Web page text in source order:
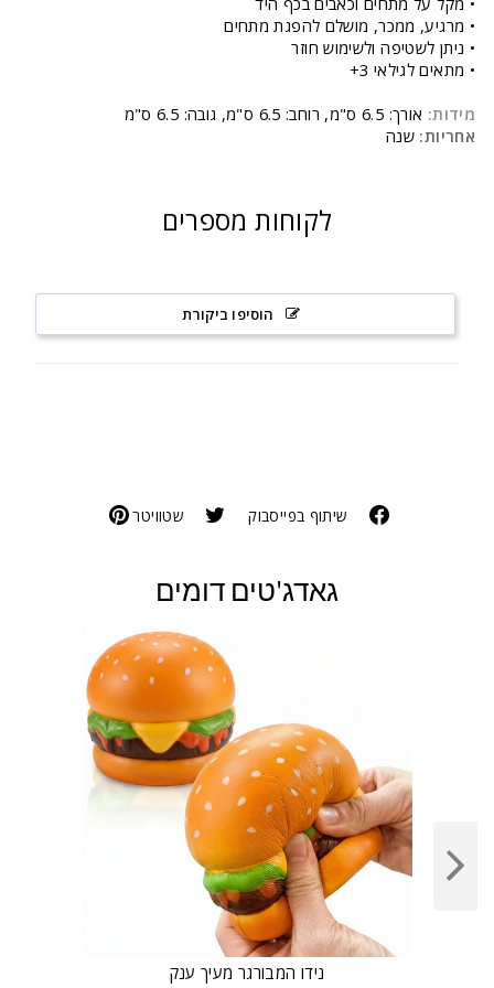
• מרגיע, ממכר, מושלם להפגת מתחים
• ניתן לשטיפה ולשימוש חוזר
• מתאים לגילאי 3+
מידות: אורך: 6.5 ס"מ, רוחב: 6.5 ס"מ, גובה: 6.5 ס"מ
אחריות: שנה
לקוחות מספרים
הוסיפו ביקורת
שיתוף בפייסבוק שטוויטר
גאדג'טים דומים
נידו המבורגר מעיך ענק